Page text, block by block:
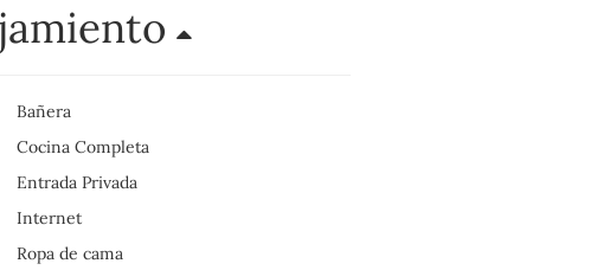
Bañera
Cocina Completa
Entrada Privada
Internet
Ropa de cama